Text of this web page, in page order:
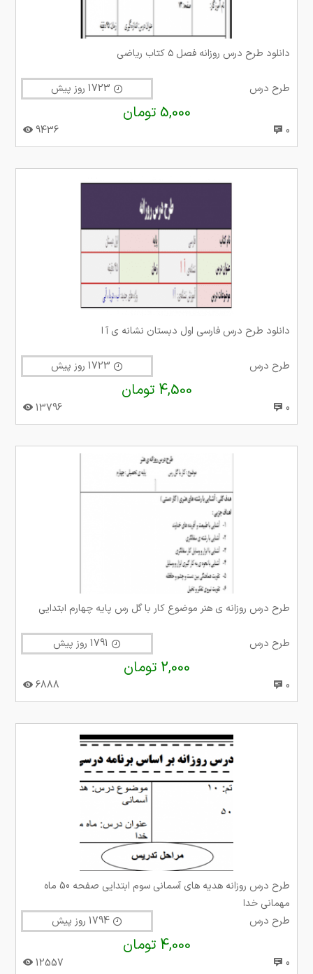
دانلود طرح درس روزانه فصل ۵ کتاب ریاضی
طرح درس
5,000 تومان
0
9436
دانلود طرح درس فارسی اول دبستان نشانه ی آ ا
طرح درس
4,500 تومان
0
13796
طرح درس روزانه ی هنر موضوع کار با گل رس پایه چهارم ابتدایی
طرح درس
2,000 تومان
0
6888
طرح درس روزانه هدیه های آسمانی سوم ابتدایی صفحه 50 ماه
مهمانی خدا
طرح درس
4,000 تومان
0
12557